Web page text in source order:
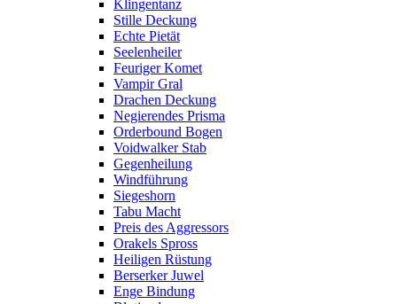
Klingentanz
Stille Deckung
Echte Pietät
Seelenheiler
Feuriger Komet
Vampir Gral
Drachen Deckung
Negierendes Prisma
Orderbound Bogen
Voidwalker Stab
Gegenheilung
Windführung
Siegeshorn
Tabu Macht
Preis des Aggressors
Orakels Spross
Heiligen Rüstung
Berserker Juwel
Enge Bindung